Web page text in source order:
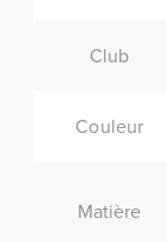
Club
Couleur
Matière